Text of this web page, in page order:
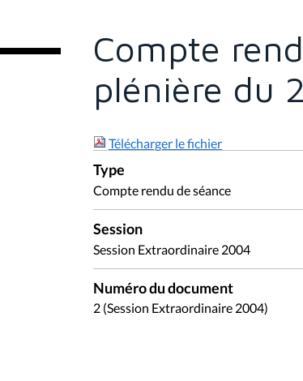
s
i
:
Compte
plénière du
Télécharger le fichier
Type
Compte rendu de séance
Session
Session Extraordinaire 2004
Numéro du document
2 (Session Extraordinaire 2004)